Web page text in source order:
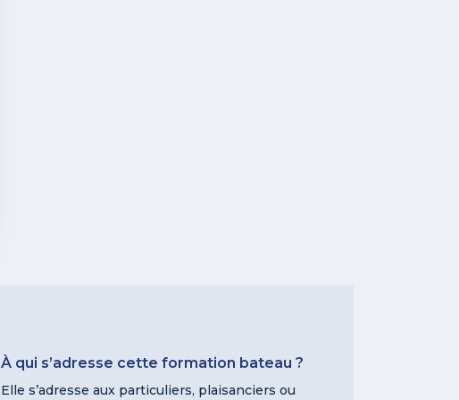
À qui s’adresse cette formation bateau ?
Elle s’adresse aux particuliers, plaisanciers ou